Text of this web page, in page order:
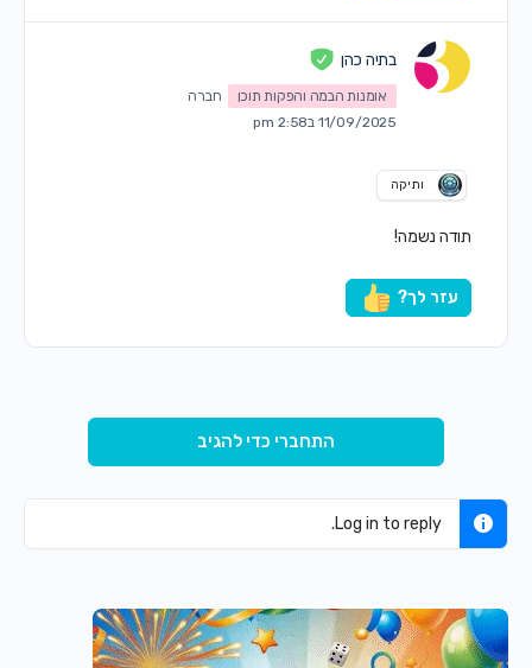
בתיה כהן
אומנות הבמה והפקות תוכן
חברה
11/09/2025 ב2:58 pm
ותיקה
תודה נשמה!
עזר לך?
התחברי כדי להגיב
Log in to reply.